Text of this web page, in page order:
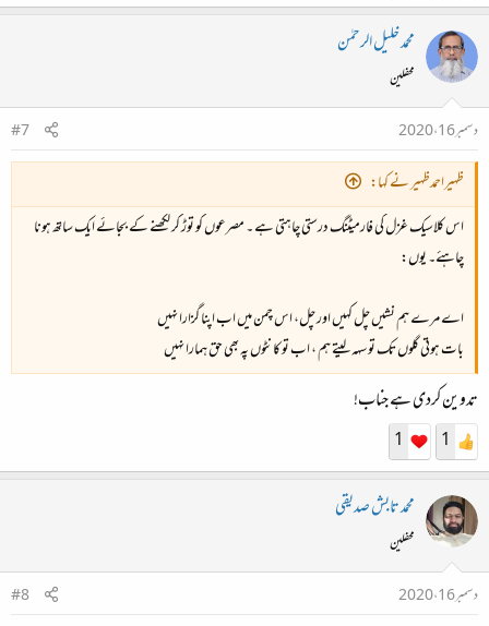
محمد خلیل الرحمٰن
محفلین
دسمبر 16، 2020
#7
ظہیراحمدظہیر نے کہا:
اس کلاسیک غزل کی فارمیٹنگ درستی چاہتی ہے ۔ مصرعوں کو توڑ کر لکھنے کے بجائے ایک ساتھ ہونا
چاہئے۔ یوں:
اے مرے ہم نشیں چل کہیں اور چل، اس چمن میں اب اپنا گزارا نہیں
بات ہوتی گلوں تک تو سہہ لیتے ہم ، اب تو کانٹوں پہ بھی حق ہمارا نہیں
تدوین کردی ہے جناب!
1
1
محمد تابش صدیقی
محفلین
دسمبر 16، 2020
#8